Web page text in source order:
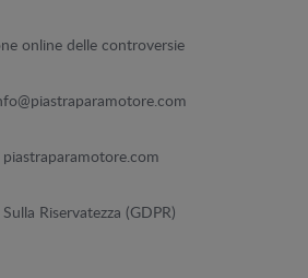
online delle controversie
piastraparamotore.com
Riservatezza (GDPR)